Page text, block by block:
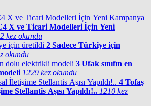
X ve Ticari Modelleri İçin Yeni
kez okundu
2 Sadece Türkiye için
okundu
3 Ufak sınıfın en
1229 kez okundu
4 Tofaş
Stellantis Aşısı Yapıldı!.. 1210 kez